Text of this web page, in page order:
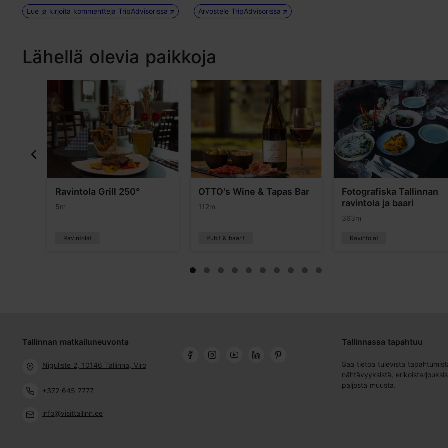
Lue ja kirjoita kommentteja TripAdvisorissa Arvostele TripAdvisorissa
Lähellä olevia paikkoja
Ravintola Grill 250°
5m
Ravintolat
OTTO's Wine & Tapas Bar
112m
Pubit & baarit
Fotografiska Tallinnan
ravintola ja baari
363m
Ravintolat
Tallinnan matkailuneuvonta
Niguliste 2, 10146 Tallinna, Viro
+372 645 7777
info@visittallinn.ee
Tallinnassa tapahtuu
Saa tietoa tulevista
nähtävyyksistä,
paljosta muusta.